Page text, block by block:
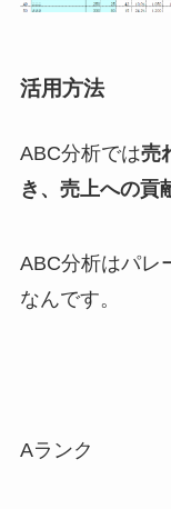
活用方法
ABC分析では売
き、売上への貢
ABC分析はパレ
なんです。
Aランク